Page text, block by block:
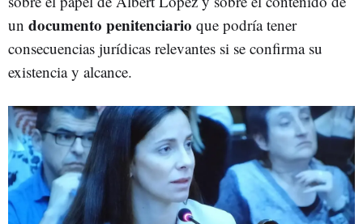
un documento penitenciario que podría tener
consecuencias jurídicas relevantes si se confirma su
existencia y alcance.